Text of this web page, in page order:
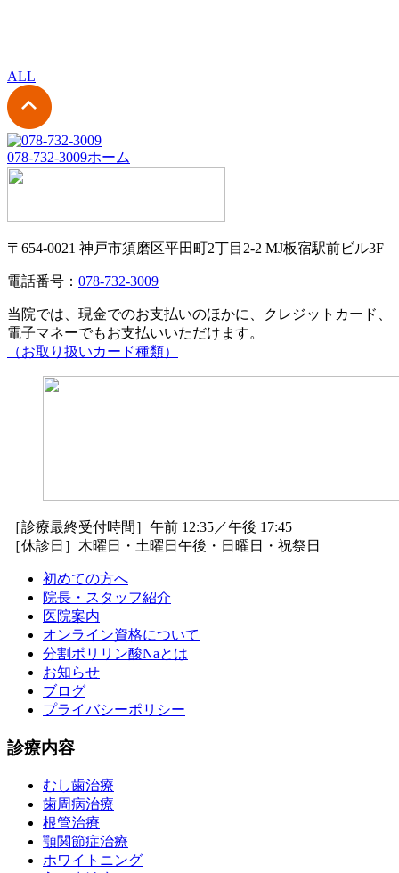
ALL
078-732-3009ホーム
〒654-0021 神戸市須磨区平田町2丁目2-2 MJ板宿駅前ビル3F
電話番号： 078-732-3009
当院では、現金でのお支払いのほかに、クレジットカード、
電子マネーでもお支払いいただけます。
（お取り扱いカード種類）
［診療最終受付時間］午前 12:35／午後 17:45
［休診日］木曜日・土曜日午後・日曜日・祝祭日
初めての方へ
院長・スタッフ紹介
医院案内
オンライン資格について
分割ポリリン酸Naとは
お知らせ
ブログ
プライバシーポリシー
診療内容
むし歯治療
歯周病治療
根管治療
顎関節症治療
ホワイトニング